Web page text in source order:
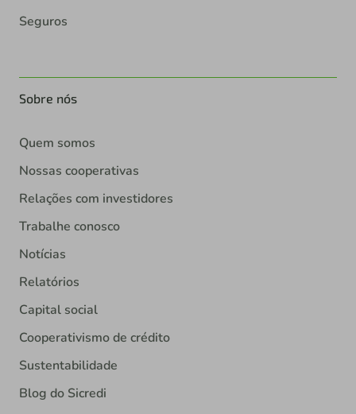
Seguros
Sobre nós
Quem somos
Nossas cooperativas
Relações com investidores
Trabalhe conosco
Notícias
Relatórios
Capital social
Cooperativismo de crédito
Sustentabilidade
Blog do Sicredi